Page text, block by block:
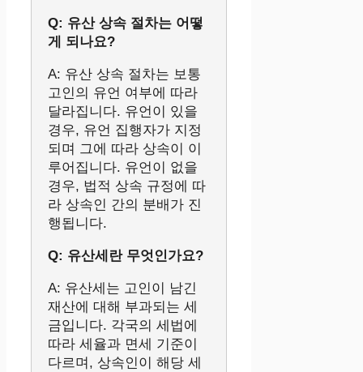
Q: 유산 상속 절차는 어떻
게 되나요?
A: 유산 상속 절차는 보통
고인의 유언 여부에 따라
달라집니다. 유언이 있을
경우, 유언 집행자가 지정
되며 그에 따라 상속이 이
루어집니다. 유언이 없을
경우, 법적 상속 규정에 따
라 상속인 간의 분배가 진
행됩니다.
Q: 유산세란 무엇인가요?
A: 유산세는 고인이 남긴
재산에 대해 부과되는 세
금입니다. 각국의 세법에
따라 세율과 면세 기준이
다르며, 상속인이 해당 세